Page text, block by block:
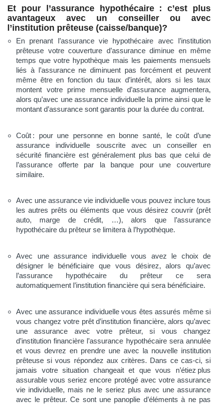
Et pour l’assurance hypothécaire : c’est plus
avantageux avec un conseiller ou avec
l’institution prêteuse (caisse/banque)?
En prenant l’assurance vie hypothécaire avec l’institution
prêteuse votre couverture d’assurance diminue en même
temps que votre hypothèque mais les paiements mensuels
liés à l’assurance ne diminuent pas forcément et peuvent
même être en fonction du taux d’intérêt, alors si les taux
montent votre prime mensuelle d’assurance augmentera,
alors qu’avec une assurance individuelle la prime ainsi que le
montant d’assurance sont garantis pour la durée du contrat.
Coût : pour une personne en bonne santé, le coût d’une
assurance individuelle souscrite avec un conseiller en
sécurité financière est généralement plus bas que celui de
l’assurance offerte par la banque pour une couverture
similaire.
Avec une assurance vie individuelle vous pouvez inclure tous
les autres prêts ou éléments que vous désirez couvrir (prêt
auto, marge de crédit, …), alors que l’assurance
hypothécaire du prêteur se limitera à l’hypothèque.
Avec une assurance individuelle vous avez le choix de
désigner le bénéficiaire que vous désirez, alors qu’avec
l’assurance hypothécaire du prêteur ce sera
automatiquement l’institution financière qui sera bénéficiaire.
Avec une assurance individuelle vous êtes assurés même si
vous changez votre prêt d’institution financière, alors qu’avec
une assurance avec votre prêteur, si vous changez
d’institution financière l’assurance hypothécaire sera annulée
et vous devrez en prendre une avec la nouvelle institution
prêteuse si vous répondez aux critères. Dans ce cas-ci, si
jamais votre situation changeait et que vous n’étiez plus
assurable vous seriez encore protégé avec votre assurance
vie individuelle, mais ne le seriez plus avec une assurance
avec le prêteur. Ce sont une panoplie d’éléments à ne pas